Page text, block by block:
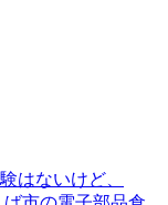
はないけど、